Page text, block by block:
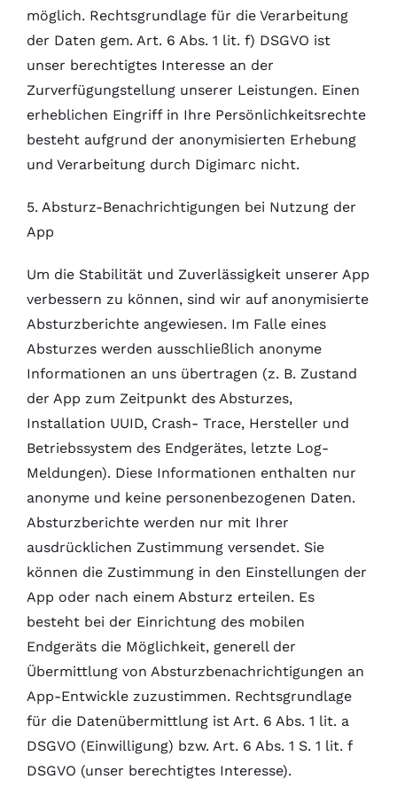
möglich. Rechtsgrundlage für die Verarbeitung
der Daten gem. Art. 6 Abs. 1 lit. f) DSGVO ist
unser berechtigtes Interesse an der
Zurverfügungstellung unserer Leistungen. Einen
erheblichen Eingriff in Ihre Persönlichkeitsrechte
besteht aufgrund der anonymisierten Erhebung
und Verarbeitung durch Digimarc nicht.
5. Absturz-Benachrichtigungen bei Nutzung der
App
Um die Stabilität und Zuverlässigkeit unserer App
verbessern zu können, sind wir auf anonymisierte
Absturzberichte angewiesen. Im Falle eines
Absturzes werden ausschließlich anonyme
Informationen an uns übertragen (z. B. Zustand
der App zum Zeitpunkt des Absturzes,
Installation UUID, Crash- Trace, Hersteller und
Betriebssystem des Endgerätes, letzte Log-
Meldungen). Diese Informationen enthalten nur
anonyme und keine personenbezogenen Daten.
Absturzberichte werden nur mit Ihrer
ausdrücklichen Zustimmung versendet. Sie
können die Zustimmung in den Einstellungen der
App oder nach einem Absturz erteilen. Es
besteht bei der Einrichtung des mobilen
Endgeräts die Möglichkeit, generell der
Übermittlung von Absturzbenachrichtigungen an
App-Entwickle zuzustimmen. Rechtsgrundlage
für die Datenübermittlung ist Art. 6 Abs. 1 lit. a
DSGVO (Einwilligung) bzw. Art. 6 Abs. 1 S. 1 lit. f
DSGVO (unser berechtigtes Interesse).